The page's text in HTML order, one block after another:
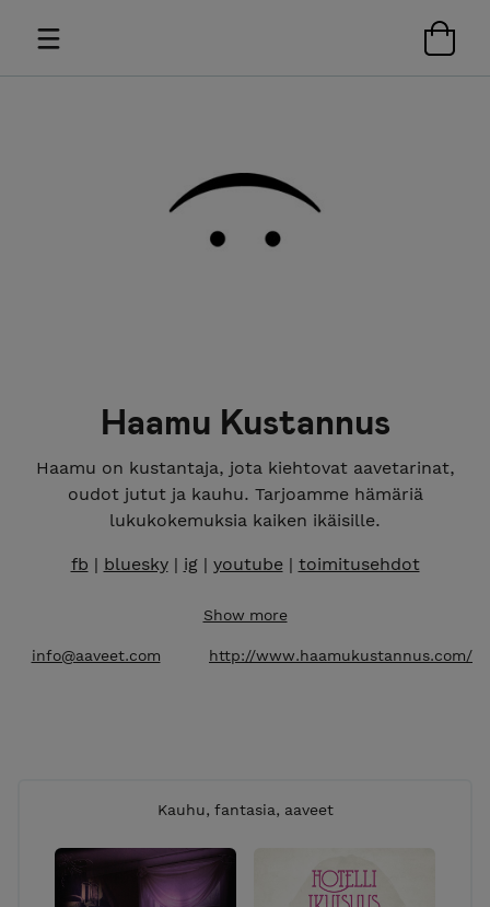
Haamu Kustannus
Haamu on kustantaja, jota kiehtovat aavetarinat,
oudot jutut ja kauhu. Tarjoamme hämäriä
lukukokemuksia kaiken ikäisille.
fb | bluesky| ig| youtube| toimitusehdot
Show more
info@aaveet.com http://www.haamukustannus.com/
Kauhu, fantasia, aaveet